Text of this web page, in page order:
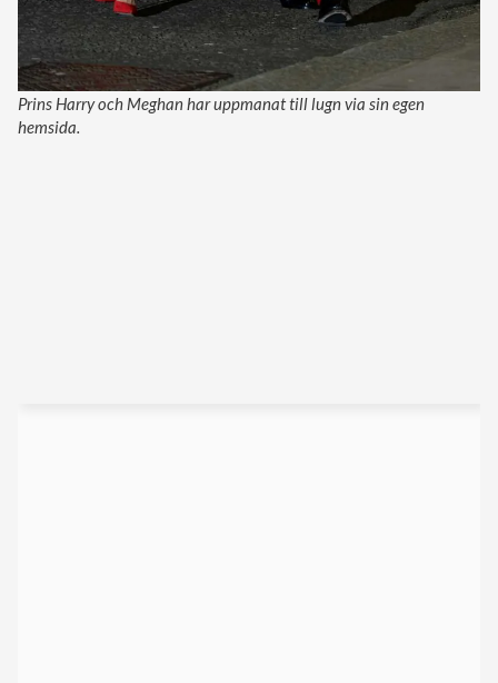
Prins Harry och Meghan har uppmanat till lugn via sin egen
hemsida.